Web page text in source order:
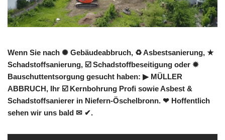
Wenn Sie nach ✺ Gebäudeabbruch, ♻ Asbestsanierung, ★
Schadstoffsanierung, ☑️ Schadstoffbeseitigung oder ✹
Bauschuttentsorgung gesucht haben: ▶︎ MÜLLER
ABBRUCH, Ihr ☑️ Kernbohrung Profi sowie Asbest &
Schadstoffsanierer in Niefern-Öschelbronn. ❤ Hoffentlich
sehen wir uns bald ✉ ✔.